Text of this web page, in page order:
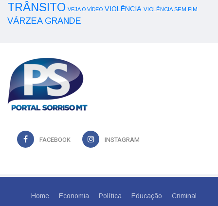
TRÂNSITO VEJA O VÍDEO VIOLÊNCIA VIOLÊNCIA SEM FIM
VÁRZEA GRANDE
FACEBOOK INSTAGRAM
Home Economia Política Educação
Criminal